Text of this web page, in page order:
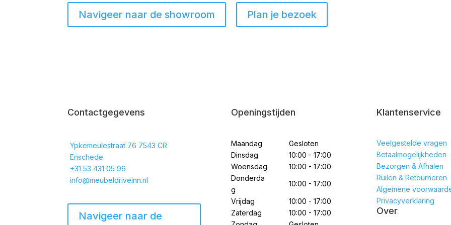
Navigeer naar de showroom Plan je bezoek
Contactgegevens
Ypkemeulestraat 76 7543 CR
Enschede
+31 53 431 05 96
info@meubeldriveinn.nl
Navigeer naar de
Openingstijden
Maandag
Gesloten
Dinsdag
10:00 - 17:00
Woensdag
10:00 - 17:00
Donderda
g
10:00 - 17:00
Vrijdag
10:00 - 17:00
Zaterdag
10:00 - 17:00
Klantenservice
Veelgestelde vragen
Betaalmogelijkheden
Bezorgen & Afhalen
Ruilen & Retourneren
Algemene
Privacyverklaring
Over